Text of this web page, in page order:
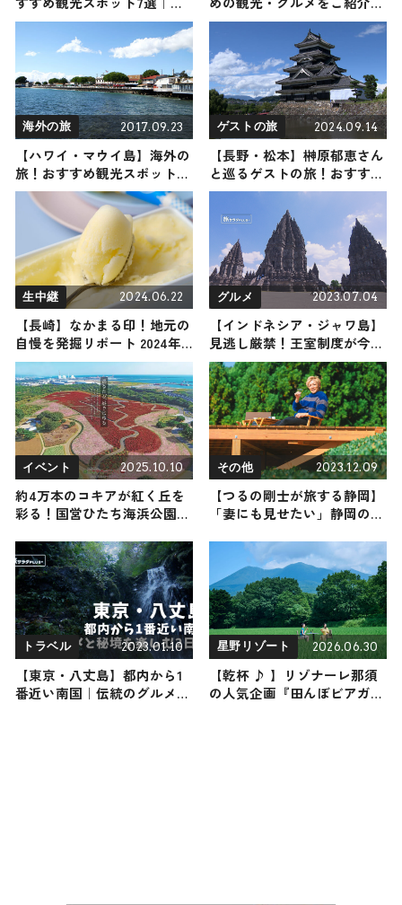
ワースポット巡る1day旅行プ
ランをご紹介
2022年6月25日放送
海外の旅 2017.09.23
【ハワイ・マウイ島】海外の
旅！おすすめ観光スポットや
グルメをリポート
ゲストの旅 2024.09.14
【長野・松本】榊原郁恵さん
と巡るゲストの旅！おすすめ
の観光・グルメをご紹介
2024年9月14日放送
生中継 2024.06.22
【長崎】なかまる印！地元の
自慢を発掘リポート 2024年6
月22日放送
グルメ 2023.07.04
【インドネシア・ジャワ島】
見逃し厳禁！王室制度が今な
お続く街・ジョグジャカルタ
の観光スポットをご紹介
イベント 2025.10.10
約4万本のコキアが紅く丘を
彩る！国営ひたち海浜公園で
カーニバル」開催中 ｜茨城
のご当地フードも多数登場し
ます♪
その他 2023.12.09
【つるの剛士が旅する静岡】
「妻にも見せたい」静岡の歴
トラベル 2023.01.10
【東京・八丈島】都内から1
番近い南国｜伝統のグルメと
星野リゾート 2026.06.30
【乾杯 ♪ 】リゾナーレ那須
の人気企画『田んぼビアガー